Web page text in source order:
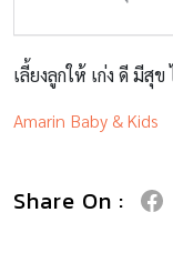
เลี้ยงลูกให้ เก่ง ดี มีสุ
Amarin Baby & Kids
Share On :